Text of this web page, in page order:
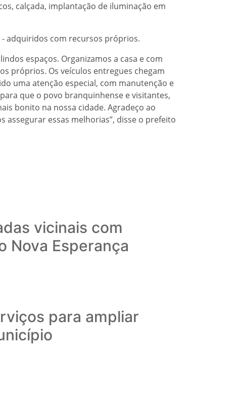
calçada, implantação de iluminação em
adquiridos com recursos próprios.
espaços. Organizamos a casa e com
próprios. Os veículos entregues chegam
uma atenção especial, com manutenção e
que o povo branquinhense e visitantes,
bonito na nossa cidade. Agradeço ao
essas melhorias”, disse o prefeito
vicinais com
Nova Esperança
para ampliar